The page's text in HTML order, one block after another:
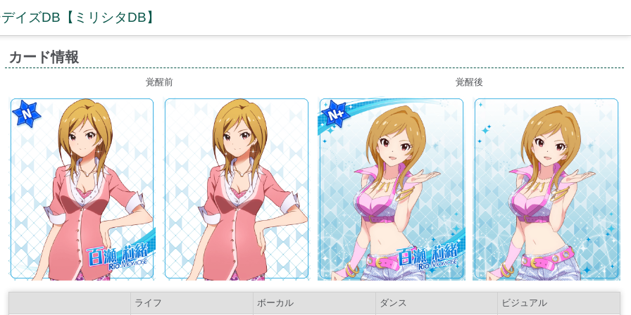
イズDB【ミリシタDB】
カード情報
覚醒前 覚醒後
ライフ ボーカル ダンス ビジュアル